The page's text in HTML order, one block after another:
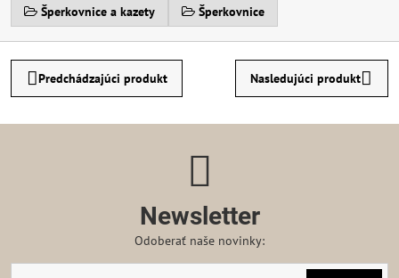
Šperkovnice a kazety Šperkovnice
Predchádzajúci produkt Nasledujúci produkt
Newsletter
Odoberať naše novinky: